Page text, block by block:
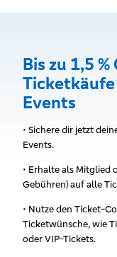
Bis zu 1,5
Ticketkäufe
Events
• Sichere dir jetzt
Events.
• Erhalte als Mitglied
Gebühren) auf alle
• Nutze den Ticket-
Ticketwünsche, wie
oder VIP-Tickets.